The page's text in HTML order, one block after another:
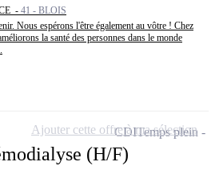
- 41 - BLOIS
Nous espérons l'être également au vôtre ! Chez
la santé des personnes dans le monde
(H/F)
CDITemps plein
Ajouter cette offre à ma sélection